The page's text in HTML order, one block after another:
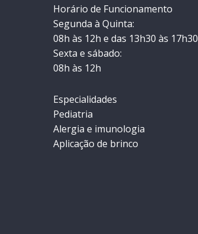
Horário de Funcionamento
Segunda à Quinta:
08h às 12h e das 13h30 às 17h30
Sexta e sábado:
08h às 12h
Especialidades
Pediatria
Alergia e imunologia
Aplicação de brinco